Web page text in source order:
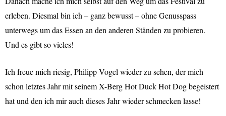
erleben. Diesmal bin ich – ganz bewusst – ohne Genusspass
unterwegs um das Essen an den anderen Ständen zu probieren.
Und es gibt so vieles!
Ich freue mich riesig, Philipp Vogel wieder zu sehen, der mich
schon letztes Jahr mit seinem X-Berg Hot Duck Hot Dog begeistert
hat und den ich mir auch dieses Jahr wieder schmecken lasse!